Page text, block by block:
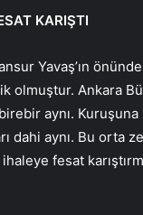
KARIŞTI
Yavaş’ın
olmuştur. Ankara
aynı.
dahi aynı. Bu orta
fesat